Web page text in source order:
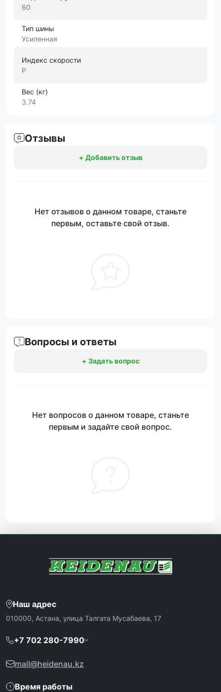
60
Тип шины
Усиленная
Индекс скорости
P
Вес (кг)
3.74
Отзывы
+ Добавить отзыв
Нет отзывов о данном товаре, станьте
первым, оставьте свой отзыв.
Вопросы и ответы
+ Задать вопрос
Нет вопросов о данном товаре, станьте
первым и задайте свой вопрос.
Наш адрес
010000, Астана, улица Талгата Мусабаева, 17
+7 702 280-7990
mail@heidenau.kz
Время работы